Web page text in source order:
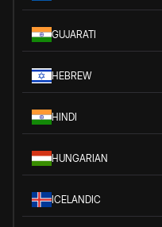
GUJARATI
HEBREW
HINDI
HUNGARIAN
ICELANDIC